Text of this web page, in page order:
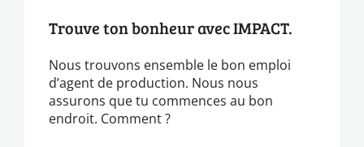
Trouve ton bonheur avec IMPACT.
Nous trouvons ensemble le bon emploi
d’agent de production. Nous nous
assurons que tu commences au bon
endroit. Comment ?